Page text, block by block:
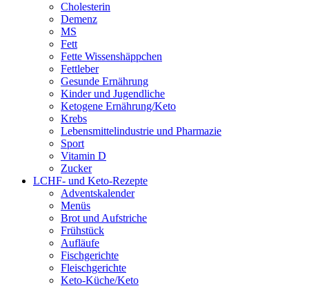
Cholesterin
Demenz
MS
Fett
Fette Wissenshäppchen
Fettleber
Gesunde Ernährung
Kinder und Jugendliche
Ketogene Ernährung/Keto
Krebs
Lebensmittelindustrie und Pharmazie
Sport
Vitamin D
Zucker
LCHF- und Keto-Rezepte
Adventskalender
Menüs
Brot und Aufstriche
Frühstück
Aufläufe
Fischgerichte
Fleischgerichte
Keto-Küche/Keto